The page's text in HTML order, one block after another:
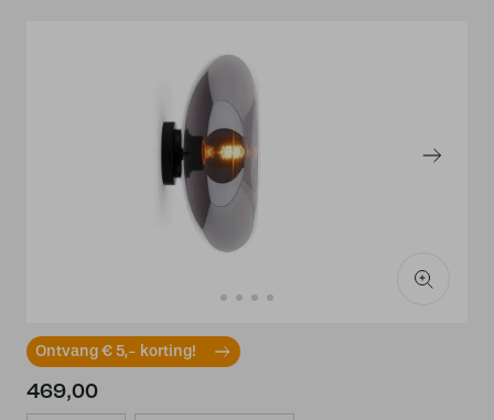
Ontvang € 5,- korting!
469,00